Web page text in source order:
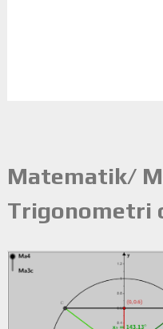
Matematik/
Trigonometri